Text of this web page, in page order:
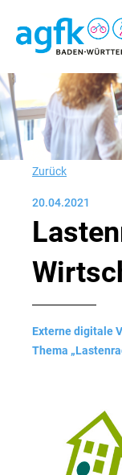
Zurück
20.04.2021
Externe digitale
Thema